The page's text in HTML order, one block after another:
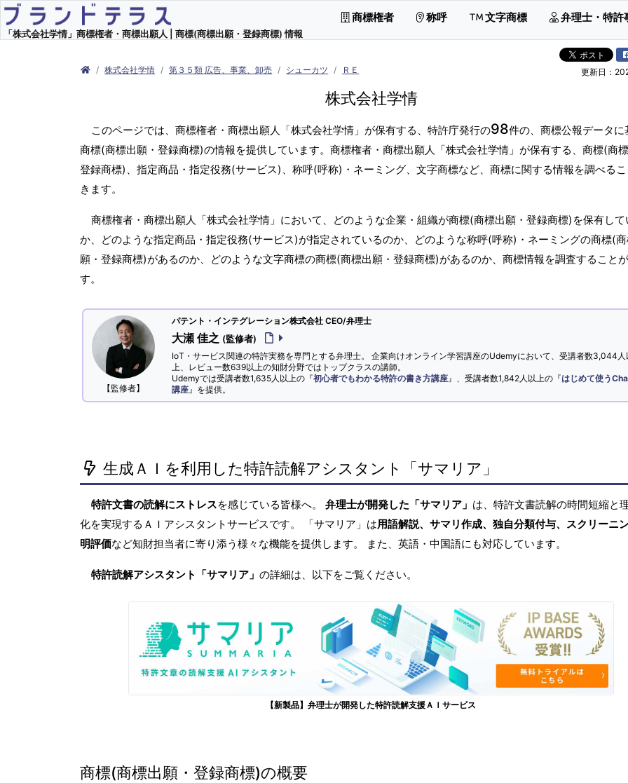
「株式会社学情」商標権者・商標出願人 | 商標(商標出願・登録商標) 情報
商標権者 称呼 文字商標 弁理士・特許
株式会社学情 第３５類 広告、事業、卸売 シューカツ ＲＥ 更新日：
株式会社学情
このページでは、商標権者・商標出願人「株式会社学情」が保有する、特許庁発行の98件の、商標公報データに
商標(商標出願・登録商標)の情報を提供しています。商標権者・商標出願人「株式会社学情」が保有する、商標(商
登録商標)、指定商品・指定役務(サービス)、称呼(呼称)・ネーミング、文字商標など、商標に関する情報を調べる
きます。
商標権者・商標出願人「株式会社学情」において、どのような企業・組織が商標(商標出願・登録商標)を保有して
か、どのような指定商品・指定役務(サービス)が指定されているのか、どのような称呼(呼称)・ネーミングの商標(
願・登録商標)があるのか、どのような文字商標の商標(商標出願・登録商標)があるのか、商標情報を調査すること
す。
【監修者】
パテント・インテグレーション株式会社 CEO/弁理士
大瀬 佳之 (監修者)
IoT・サービス関連の特許実務を専門とする弁理士。 企業向けオンライン学習講座のUdemyにおいて、受講者数3,044人
上、レビュー数639以上の知財分野ではトップクラスの講師。
Udemyでは受講者数1,635人以上の『初心者でもわかる特許の書き方講座 』、受講者数1,842人以上の『はじめて使う
講座 』を提供。
生成ＡＩを利用した特許読解アシスタント「サマリア」
特許文書の読解にストレスを感じている皆様へ。 弁理士が開発した「サマリア」 は、特許文書読解の時間短縮と
化を実現するＡＩアシスタントサービスです。 「サマリア」は用語解説、サマリ作成、独自分類付与、スクリーニ
明評価など知財担当者に寄り添う様々な機能を提供します。 また、英語・中国語にも対応しています。
特許読解アシスタント「サマリア」 の詳細は、以下をご覧ください。
【新製品】弁理士が開発した特許読解支援ＡＩサービス
商標(商標出願・登録商標)の概要